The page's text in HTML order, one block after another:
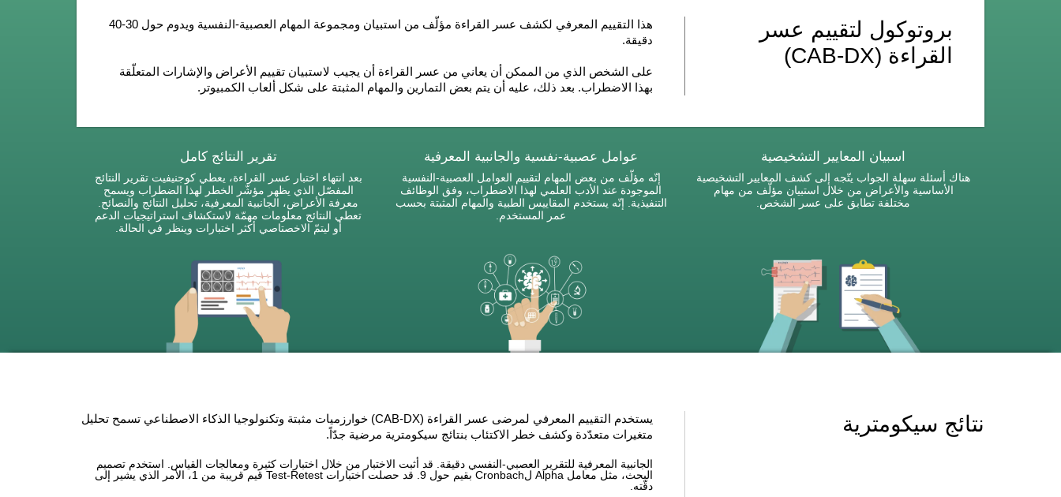
بروتوكول لتقييم عسر
القراءة (CAB-DX)
هذا التقييم المعرفي لكشف عسر القراءة مؤلّف من استبيان ومجموعة المهام العصبية-النفسية
ويدوم حول 30-40
دقيقة.
على الشخص الذي من الممكن أن يعاني من عسر القراءة أن يجيب لاستبيان تقييم الأعراض والإشارات المتعلّقة
بهذا الاضطراب. بعد ذلك، عليه أن يتم بعض التمارين والمهام المثبتة على شكل ألعاب الكمبيوتر.
اسبيان المعايير التشخيصية
هناك أسئلة سهلة الجواب يتّجه إلى كشف المعايير التشخيصية
الأساسية والأعراض من خلال استبيان مؤلّف من مهام
مختلفة تطابق على عسر الشخص.
عوامل عصبية-نفسية والجانبية المعرفية
إنّه مؤلّف من بعض المهام لتقييم العوامل العصبية-النفسية
الموجودة عند الأدب العلمي لهذا الاضطراب، وفق الوظائف
التنفيذية. إنّه يستخدم المقاييس الطبية والمهام المثبتة بحسب
عمر المستخدم.
تقرير النتائج كامل
بعد انتهاء اختبار عسر القراءة، يعطي كوجنيفيت تقرير النتائج
المفصّل الذي يظهر مؤشّر الخطر لهذا الضطراب ويسمح
معرفة الأعراض، الجانبية المعرفية، تحليل النتائج والنصائح.
تعطي النتائج معلومات مهمّة لاستكشاف استراتيجيات الدعم
أو ليتمّ الاخصتاصي أكثر اختبارات وينظر في الحالة.
نتائج سيكومترية
يستخدم التقييم المعرفي لمرضى عسر القراءة (CAB-DX) خوارزميات مثبتة وتكنولوجيا الذكاء الاصطناعي تسمح تحليل
متغيرات متعدّدة وكشف خطر الاكتئاب بنتائج سيكومترية مرضية جدّاً.
الجانبية المعرفية للتقرير العصبي-النفسي دقيقة. قد أثبت الاختبار من خلال اختبارات كثيرة ومعالجات القياس. استخدم تصميم
البحث، مثل معامل Alpha لCronbach بقيم حول 9. قد حصلت اختبارات Test-Retest قيم قريبة من 1، الأمر الذي يشير إلى
دقّته.